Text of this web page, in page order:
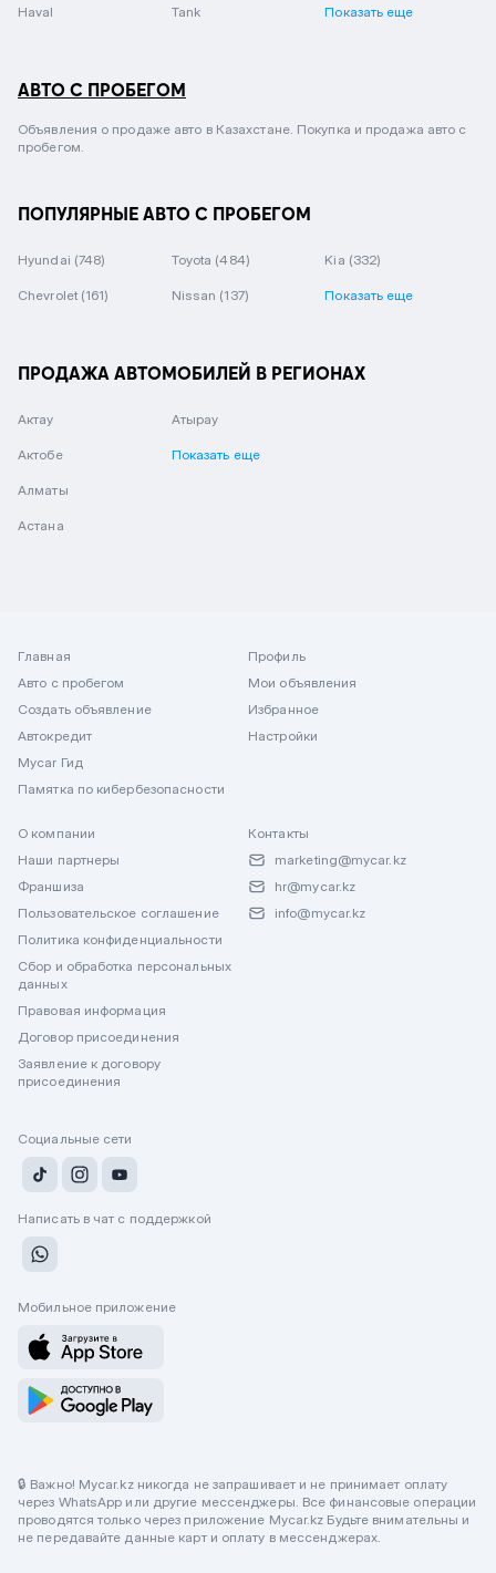
Haval Tank Показать еще
АВТО С ПРОБЕГОМ
Объявления о продаже авто в Казахстане. Покупка и продажа авто с
пробегом.
ПОПУЛЯРНЫЕ АВТО С ПРОБЕГОМ
Hyundai (748) Toyota (484) Kia (332)
Chevrolet (161) Nissan (137) Показать еще
ПРОДАЖА АВТОМОБИЛЕЙ В РЕГИОНАХ
Актау
Актобе
Алматы
Астана
Атырау
Показать еще
Главная
Авто с пробегом
Создать объявление
Автокредит
Mycar Гид
Памятка по кибербезопасности
Профиль
Мои объявления
Избранное
Настройки
О компании
Наши партнеры
Франшиза
Пользовательское соглашение
Политика конфиденциальности
Сбор и обработка персональных
данных
Правовая информация
Договор присоединения
Заявление к договору
присоединения
Контакты
marketing@mycar.kz
hr@mycar.kz
info@mycar.kz
Социальные сети
Написать в чат с поддержкой
Мобильное приложение
🔒 Важно! Mycar.kz никогда не запрашивает и не принимает оплату
через WhatsApp или другие мессенджеры. Все финансовые операции
проводятся только через приложение Mycar.kz Будьте внимательны и
не передавайте данные карт и оплату в мессенджерах.